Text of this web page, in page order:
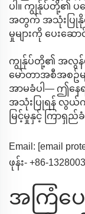
ပါ။ ကျွန်ုပ်တို့၏
အတွက် အသုံးပြုနိုင်ရ
မှုများကို ပေးဆ
ကျွန်ုပ်တို့၏ အလွ
မော်တာအစီအစဥ်
အာမခံပါ— ဤနေ
အသုံးပြုရန် လွယ်
မြင့်မှုနှင့် ကြာ
Email: [email
ဖုန်း- +86-
အကြံပေ